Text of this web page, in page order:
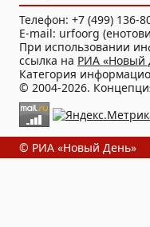
Телефон: +7 (499) 136-
E-mail: urfoorg
При использовании
ссылка на РИА «Новый
Категория
© 2004-2026.
© РИА «Новый День»